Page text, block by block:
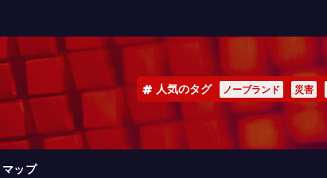
人気のタグ ノーブランド 災害
ップ